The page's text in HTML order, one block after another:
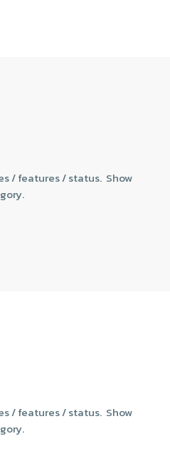
/ features / status. Show
/ features / status. Show